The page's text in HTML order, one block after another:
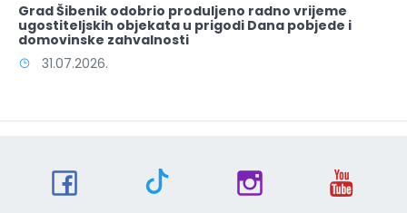
Grad Šibenik odobrio produljeno radno vrijeme
ugostiteljskih objekata u prigodi Dana pobjede i
domovinske zahvalnosti
31.07.2026.